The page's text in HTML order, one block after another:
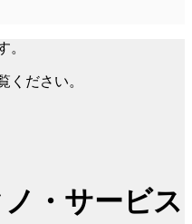
。
ください。
・サービス